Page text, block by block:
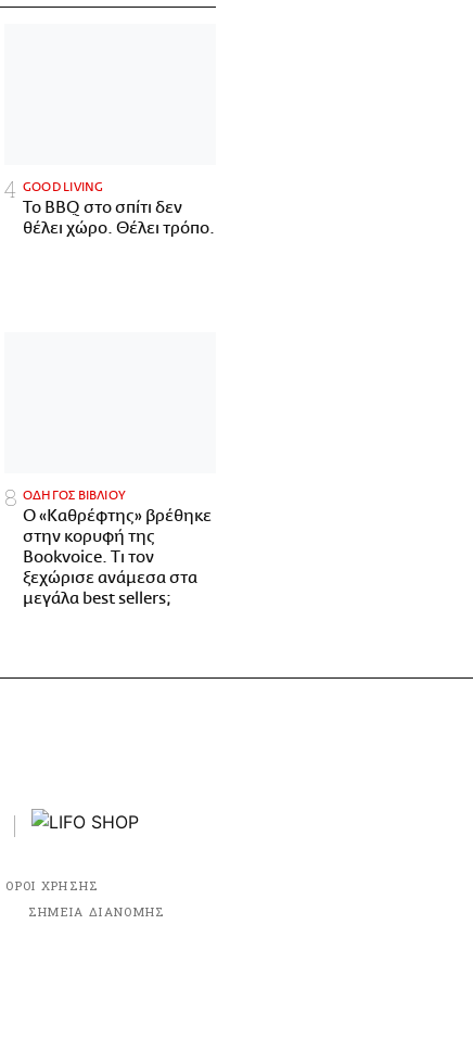
GOOD LIVING
Το BBQ στο σπίτι δεν
θέλει χώρο. Θέλει τρόπο.
ΟΔΗΓΟΣ ΒΙΒΛΙΟΥ
Ο «Καθρέφτης» βρέθηκε
στην κορυφή της
Bookvoice. Τι τον
ξεχώρισε ανάμεσα στα
μεγάλα best sellers;
ΟΡΟΙ ΧΡΗΣΗΣ
ΣΗΜΕΙΑ ΔΙΑΝΟΜΗΣ